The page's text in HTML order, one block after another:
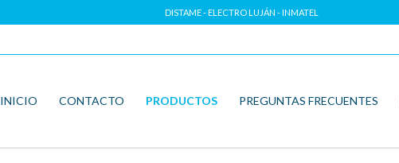
DISTAME - ELECTRO LUJÁN - INMATEL
INICIO CONTACTO PRODUCTOS PREGUNTAS FRECUENTES